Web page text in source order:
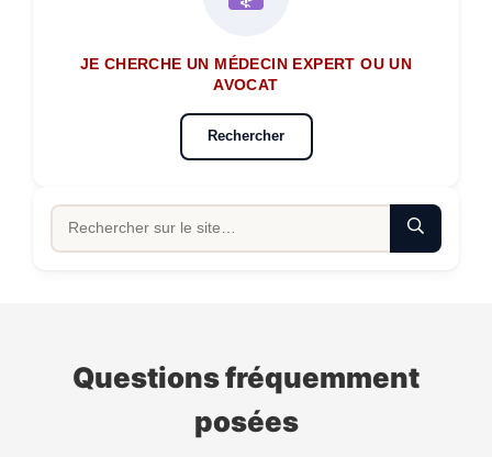
JE CHERCHE UN MÉDECIN EXPERT OU UN
AVOCAT
Rechercher
Questions fréquemment
posées